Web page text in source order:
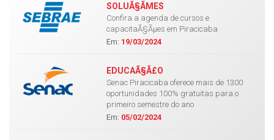
SOLUÃ§ÃΜES
Confira a agenda de cursos e
capacitaÃ§Ãµes em Piracicaba
Em: 19/03/2024
EDUCAÃ§Ã£O
Senac Piracicaba oferece mais de 1300
oportunidades 100% gratuitas para o
primeiro semestre do ano
Em: 05/02/2024